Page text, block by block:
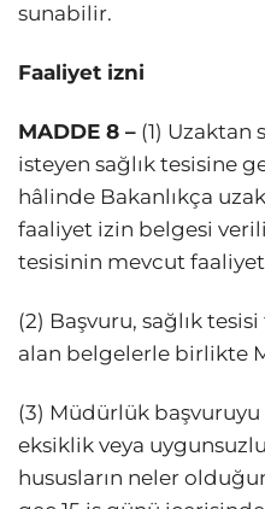
sunabilir.
Faaliyet izni
MADDE 8 – (1) Uzaktan
isteyen sağlık tesisine
hâlinde Bakanlıkça
faaliyet izin belgesi
tesisinin mevcut
(2) Başvuru, sağlık
alan belgelerle birlikte
(3) Müdürlük
eksiklik veya
hususların neler